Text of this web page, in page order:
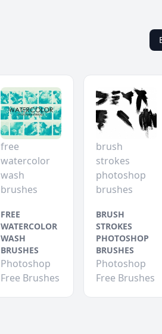
free
watercolor
wash
brushes
FREE
WATERCOLOR
WASH
BRUSHES
Photoshop
Free Brushes
brush
strokes
photoshop
brushes
BRUSH
STROKES
PHOTOSHOP
BRUSHES
Photoshop
Free Brushes